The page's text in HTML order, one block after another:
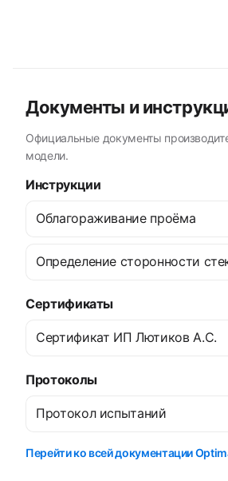
Документы и
Официальные документы
модели.
Инструкции
Облагораживание проёма
Определение сторонности
Сертификаты
Сертификат ИП Лютиков А.С.
Протоколы
Протокол испытаний
Перейти ко всей документации